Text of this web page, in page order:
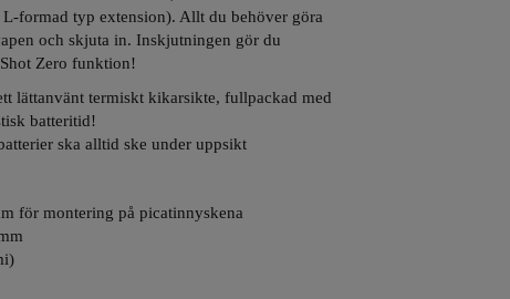
formad typ extension). Allt du behöver göra
och skjuta in. Inskjutningen gör du
Zero funktion!
lättanvänt termiskt kikarsikte, fullpackad med
batteritid!
ska alltid ske under uppsikt
för montering på picatinnyskena